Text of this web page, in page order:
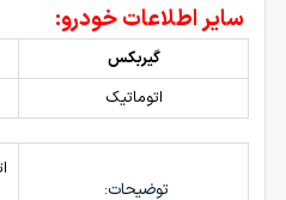
سایر اطلاعات خودرو:
گیربکس
اتوماتیک
توضیحات: